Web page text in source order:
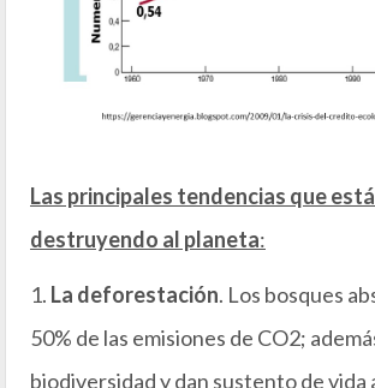
Las principales tendencias que
destruyendo al planeta:
1. La deforestación. Los bosques
50% de las emisiones de CO2;
biodiversidad y dan sustento de vida